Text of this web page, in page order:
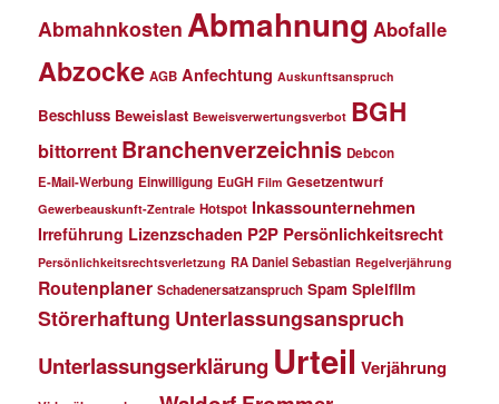
Abmahnkosten Abmahnung Abofalle
Abzocke AGB Anfechtung Auskunftsanspruch
Beschluss Beweislast Beweisverwertungsverbot BGH
bittorrent Branchenverzeichnis Debcon
E-Mail-Werbung Einwilligung EuGH Film Gesetzentwurf
Gewerbeauskunft-Zentrale Hotspot Inkassounternehmen
Irreführung Lizenzschaden P2P Persönlichkeitsrecht
Persönlichkeitsrechtsverletzung RA Daniel Sebastian Regelverjährung
Routenplaner Schadenersatzanspruch Spam Spielfilm
Störerhaftung Unterlassungsanspruch
Unterlassungserklärung Urteil Verjährung